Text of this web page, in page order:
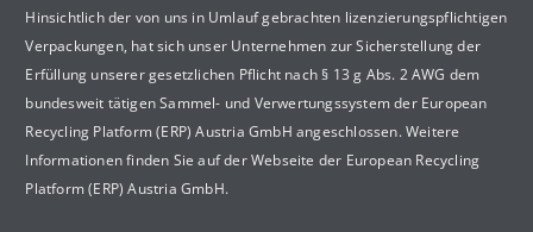
Hinsichtlich der von uns in Umlauf gebrachten lizenzierungspflichtigen
Verpackungen, hat sich unser Unternehmen zur Sicherstellung der
Erfüllung unserer gesetzlichen Pflicht nach § 13 g Abs. 2 AWG dem
bundesweit tätigen Sammel- und Verwertungssystem der European
Recycling Platform (ERP) Austria GmbH angeschlossen. Weitere
Informationen finden Sie auf der Webseite der European Recycling
Platform (ERP) Austria GmbH.